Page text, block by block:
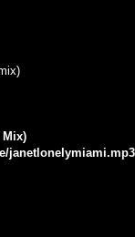
Mix)
janetlonelymiami.mp3